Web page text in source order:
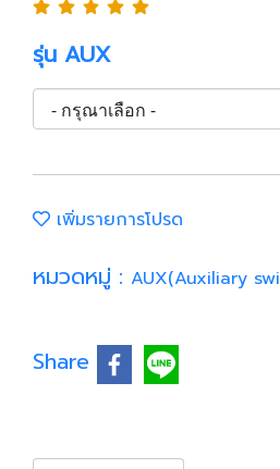
รุ่น AUX
เพิ่มรายการโปรด
หมวดหมู่ : AUX(Auxiliary
Share